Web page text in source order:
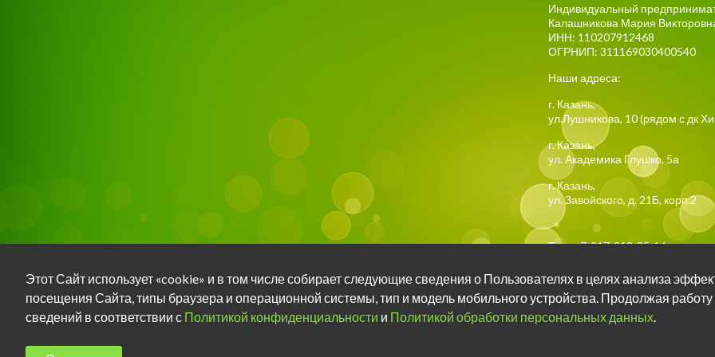
Индивидуальный
Калашникова Мария
ИНН: 110207912468
ОГРНИП: 311169030400540
Наши адреса:
г. Казань,
ул.Лушникова, 10(рядом с дк
г.Казань,
ул. Академика Глушко, 5а
г.Казань,
ул. Завойского, д. 21Б, корп.2
Тел:+7-917-918-85-16
Задать вопрос о
Задать вопрос о
Этот Сайт использует «cookie» и в том числе собирает следующие сведения о Пользователях в целях анализа
посещения Сайта, типы браузера и операционной системы, тип и модель мобильного устройства. Продолжая
сведений в соответствии с Политикой конфиденциальности и Политикой обработки персональных данных.